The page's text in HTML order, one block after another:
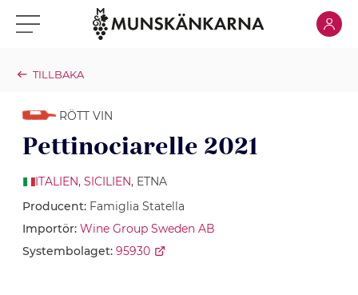
Klicka för meny Klicka
TILLBAKA
RÖTT VIN
Pettinociarelle 2021
ITALIEN, SICILIEN, ETNA
Producent: Famiglia Statella
Importör: Wine Group Sweden AB
Systembolaget: 95930